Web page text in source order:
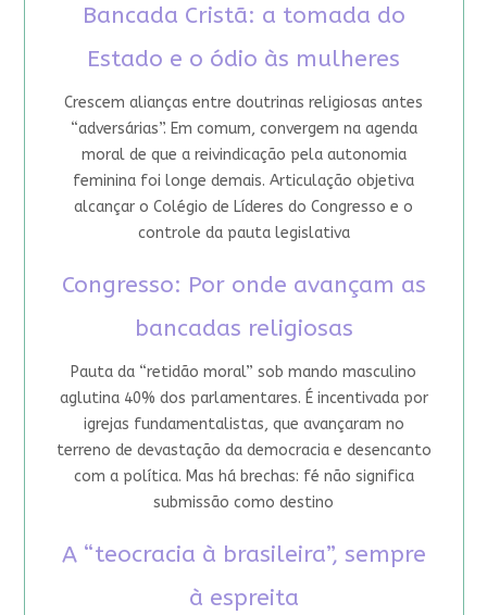
Bancada Cristã: a tomada do
Estado e o ódio às mulheres
Crescem alianças entre doutrinas religiosas antes
“adversárias”. Em comum, convergem na agenda
moral de que a reivindicação pela autonomia
feminina foi longe demais. Articulação objetiva
alcançar o Colégio de Líderes do Congresso e o
controle da pauta legislativa
Congresso: Por onde avançam as
bancadas religiosas
Pauta da “retidão moral” sob mando masculino
aglutina 40% dos parlamentares. É incentivada por
igrejas fundamentalistas, que avançaram no
terreno de devastação da democracia e desencanto
com a política. Mas há brechas: fé não significa
submissão como destino
A “teocracia à brasileira”, sempre
à espreita